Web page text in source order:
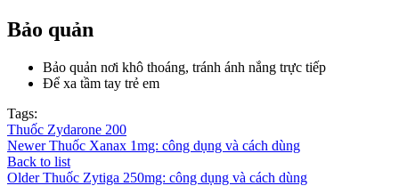
Bảo quản
Bảo quản nơi khô thoáng, tránh ánh nắng trực tiếp
Để xa tầm tay trẻ em
Tags:
Thuốc Zydarone 200
Newer Thuốc Xanax 1mg: công dụng và cách dùng
Back to list
Older Thuốc Zytiga 250mg: công dụng và cách dùng